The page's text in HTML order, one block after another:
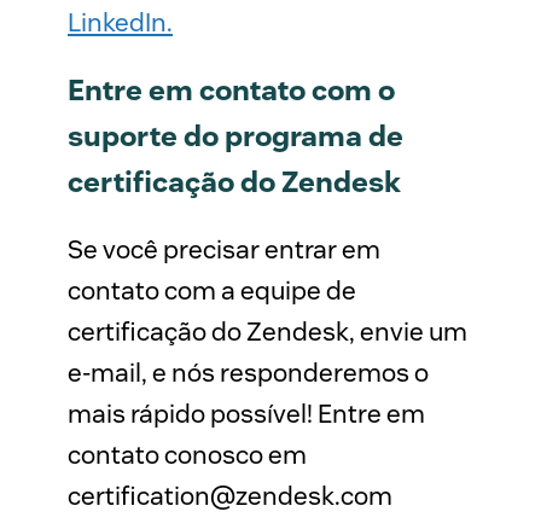
LinkedIn.
Entre em contato com o
suporte do programa de
certificação do Zendesk
Se você precisar entrar em
contato com a equipe de
certificação do Zendesk, envie um
e-mail, e nós responderemos o
mais rápido possível! Entre em
contato conosco em
certification@zendesk.com